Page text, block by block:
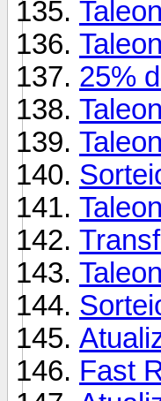
25%
Fast